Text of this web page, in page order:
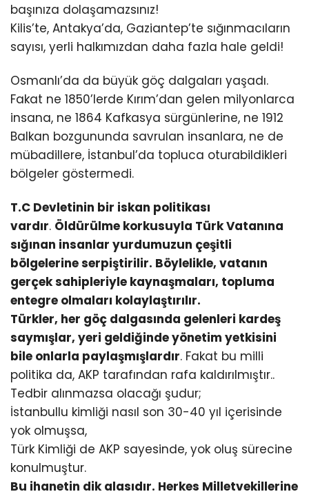
başınıza dolaşamazsınız!
Kilis’te, Antakya’da, Gaziantep’te sığınmacıların
sayısı, yerli halkımızdan daha fazla hale geldi!
Osmanlı’da da büyük göç dalgaları yaşadı.
Fakat ne 1850’lerde Kırım’dan gelen milyonlarca
insana, ne 1864 Kafkasya sürgünlerine, ne 1912
Balkan bozgununda savrulan insanlara, ne de
mübadillere, İstanbul’da topluca oturabildikleri
bölgeler göstermedi.
T.C Devletinin bir iskan politikası
vardır. Öldürülme korkusuyla Türk Vatanına
sığınan insanlar yurdumuzun çeşitli
bölgelerine serpiştirilir. Böylelikle, vatanın
gerçek sahipleriyle kaynaşmaları, topluma
entegre olmaları kolaylaştırılır.
Türkler, her göç dalgasında gelenleri kardeş
saymışlar, yeri geldiğinde yönetim yetkisini
bile onlarla paylaşmışlardır. Fakat bu milli
politika da, AKP tarafından rafa kaldırılmıştır..
Tedbir alınmazsa olacağı şudur;
İstanbullu kimliği nasıl son 30-40 yıl içerisinde
yok olmuşsa,
Türk Kimliği de AKP sayesinde, yok oluş sürecine
konulmuştur.
Bu ihanetin dik alasıdır. Herkes Milletvekillerine